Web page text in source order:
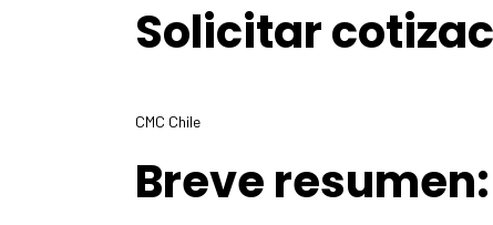
Solicitar
CMC Chile
Breve resumen: